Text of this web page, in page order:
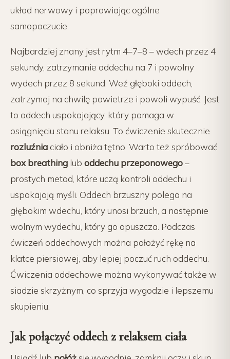
układ nerwowy i poprawiając ogólne
samopoczucie.
Najbardziej znany jest rytm 4–7–8 – wdech przez 4
sekundy, zatrzymanie oddechu na 7 i powolny
wydech przez 8 sekund. Weź głęboki oddech,
zatrzymaj na chwilę powietrze i powoli wypuść. Jest
to oddech uspokajający, który pomaga w
osiągnięciu stanu relaksu. To ćwiczenie skutecznie
rozluźnia ciało i obniża tętno. Warto też spróbować
box breathing lub oddechu przeponowego–
prostych metod, które uczą kontroli oddechu i
uspokajają myśli. Oddech brzuszny polega na
głębokim wdechu, który unosi brzuch, a następnie
wolnym wydechu, który go opuszcza. Podczas
ćwiczeń oddechowych można położyć rękę na
klatce piersiowej, aby lepiej poczuć ruch oddechu.
Ćwiczenia oddechowe można wykonywać także w
siadzie skrzyżnym, co sprzyja wygodzie i lepszemu
skupieniu.
Jak połączyć oddech z relaksem ciała